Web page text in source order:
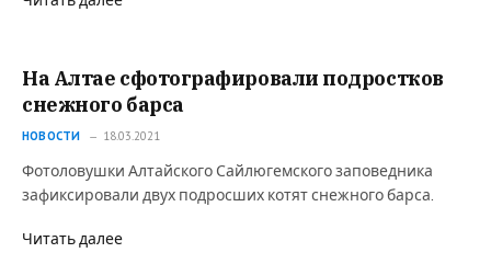
На Алтае сфотографировали подростков
снежного барса
НОВОСТИ 18.03.2021
Фотоловушки Алтайского Сайлюгемского заповедника
зафиксировали двух подросших котят снежного барса.
Читать далее